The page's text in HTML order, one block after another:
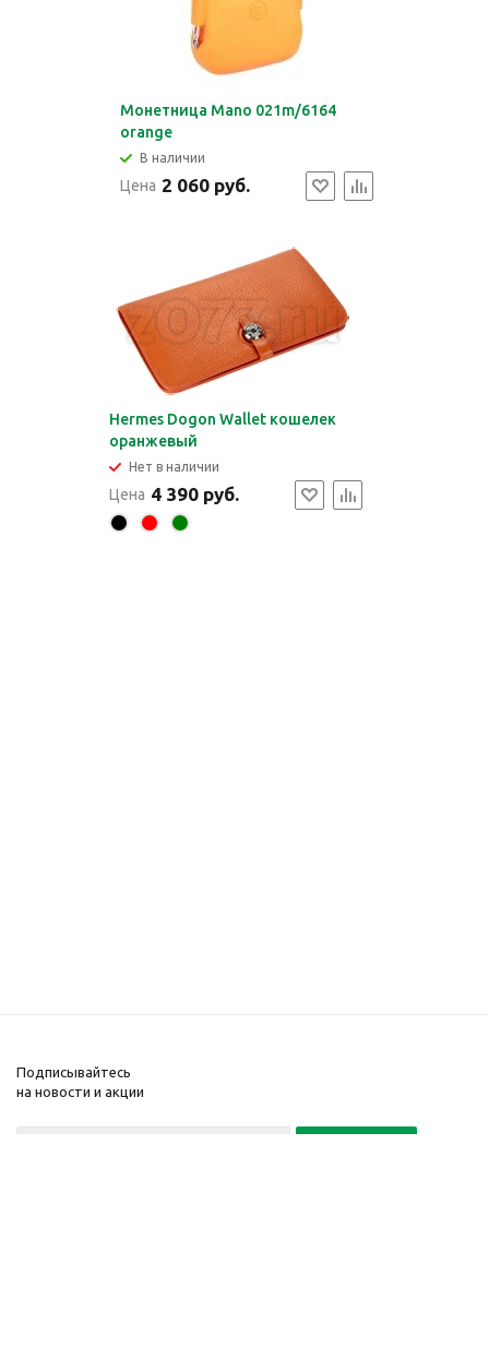
Монетница Mano 021m/6164
orange
В наличии
Цена 2 060 руб.
Hermes Dogon Wallet кошелек
оранжевый
Нет в наличии
Цена 4 390 руб.
Подписывайтесь
на новости и акции